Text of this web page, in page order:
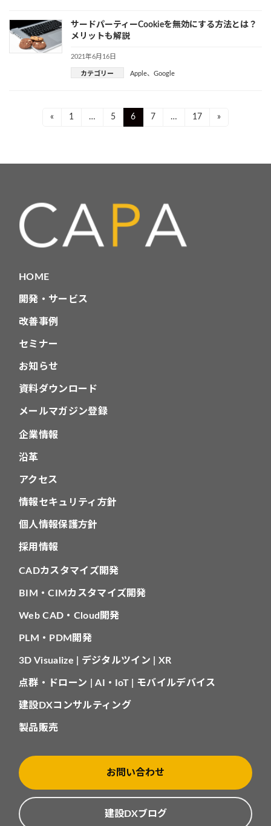
サードパーティーCookieを無効にする方法とは？
メリットも解説
2021年6月16日
カテゴリー Apple、 Google
ー
シ
ン
« Page
1 … Page
5 Page
6 Page
7 … Page
17 »
HOME
開発・サービス
改善事例
セミナー
お知らせ
資料ダウンロード
メールマガジン登録
企業情報
沿革
アクセス
情報セキュリティ方針
個人情報保護方針
採用情報
CADカスタマイズ開発
BIM・CIMカスタマイズ開発
Web CAD・Cloud開発
PLM・PDM開発
3D Visualize | デジタルツイン | XR
点群・ドローン | AI・IoT | モバイルデバイス
建設DXコンサルティング
製品販売
お問い合わせ
建設DXブログ